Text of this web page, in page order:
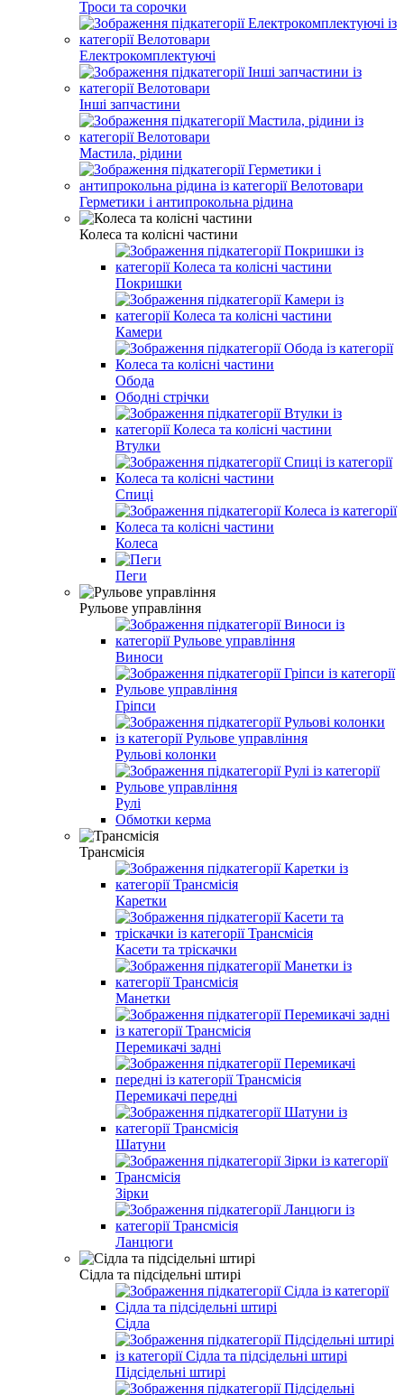
Троси та сорочки
Електрокомплектуючі
Інші запчастини
Мастила, рідини
Герметики і антипрокольна рідина
Колеса та колісні частини
Покришки
Камери
Обода
Ободні стрічки
Втулки
Спиці
Колеса
Пеги
Рульове управління
Виноси
Гріпси
Рульові колонки
Рулі
Обмотки керма
Трансмісія
Каретки
Касети та тріскачки
Манетки
Перемикачі задні
Перемикачі передні
Шатуни
Зірки
Ланцюги
Сідла та підсідельні штирі
Сідла
Підсідельні штирі